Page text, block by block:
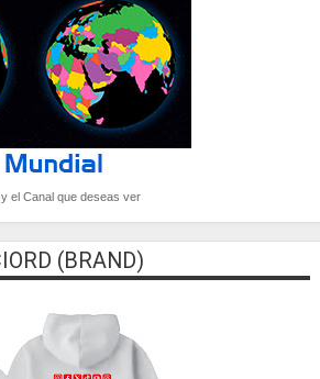
el Canal que deseas ver
(BRAND)